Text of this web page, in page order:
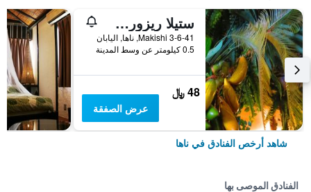
ستيلا ريزورت - دار ضيافة
3-6-41 Makishi, ناها, اليابان
0.5 كيلومتر عن وسط المدينة
48 ﷼
عرض الصفقة
شاهد أرخص الفنادق في ناها
الفنادق الموصى بها